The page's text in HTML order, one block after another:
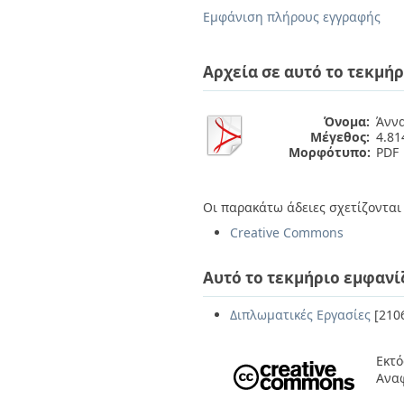
Εμφάνιση πλήρους εγγραφής
Αρχεία σε αυτό το
Όνομα:
Μέγεθος:
Μορφότυπο: PDF
Οι παρακάτω άδειες
Creative Commons
Αυτό το τεκμήριο
Διπλωματικές Εργασίες